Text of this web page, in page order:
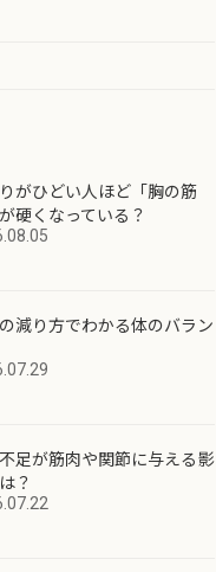
がひどい人ほど「胸の筋
硬くなっている？
減り方でわかる体のバラン
足が筋肉や関節に与える影
？